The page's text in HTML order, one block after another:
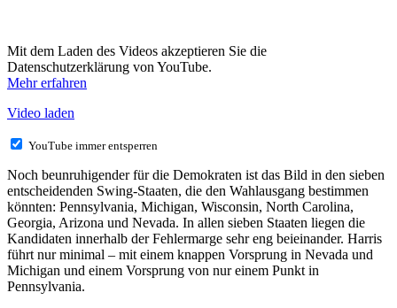
Mit dem Laden des Videos akzeptieren Sie die
Datenschutzerklärung von YouTube.
Mehr erfahren
Video laden
YouTube immer entsperren
Noch beunruhigender für die Demokraten ist das Bild in den sieben
entscheidenden Swing-Staaten, die den Wahlausgang bestimmen
könnten: Pennsylvania, Michigan, Wisconsin, North Carolina,
Georgia, Arizona und Nevada. In allen sieben Staaten liegen die
Kandidaten innerhalb der Fehlermarge sehr eng beieinander. Harris
führt nur minimal – mit einem knappen Vorsprung in Nevada und
Michigan und einem Vorsprung von nur einem Punkt in
Pennsylvania.